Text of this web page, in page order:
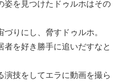
姿を見つけたドゥルホはその
りにし、脅すドゥルホ。
者を好き勝手に追いだすなと
演技をしてエラに動画を撮ら